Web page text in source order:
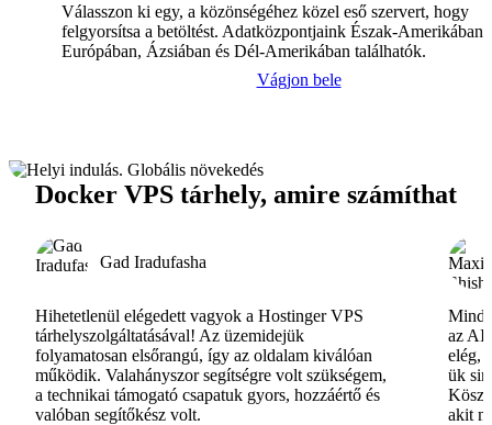
Válasszon ki egy, a közönségéhez közel eső szervert, hogy
felgyorsítsa a betöltést. Adatközpontjaink Észak-Amerikában,
Európában, Ázsiában és Dél-Amerikában találhatók.
Vágjon bele
Docker VPS tárhely, amire számíthat
Gad Iradufasha
Hihetetlenül elégedett vagyok a Hostinger VPS
tárhelyszolgáltatásával! Az üzemidejük
folyamatosan elsőrangú, így az oldalam kiválóan
működik. Valahányszor segítségre volt szükségem,
a technikai támogató csapatuk gyors, hozzáértő és
valóban segítőkész volt.
az AI-
elég,
ük
akit